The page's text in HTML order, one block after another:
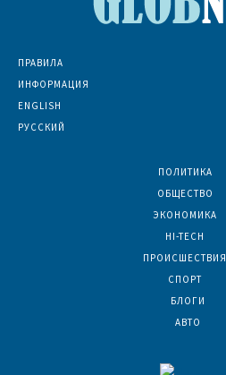
ПРАВИЛА
ИНФОРМАЦИЯ
ENGLISH
РУССКИЙ
ПОЛИТИКА
ОБЩЕСТВО
ЭКОНОМИКА
HI-TECH
ПРОИСШЕСТВИЯ
СПОРТ
БЛОГИ
АВТО